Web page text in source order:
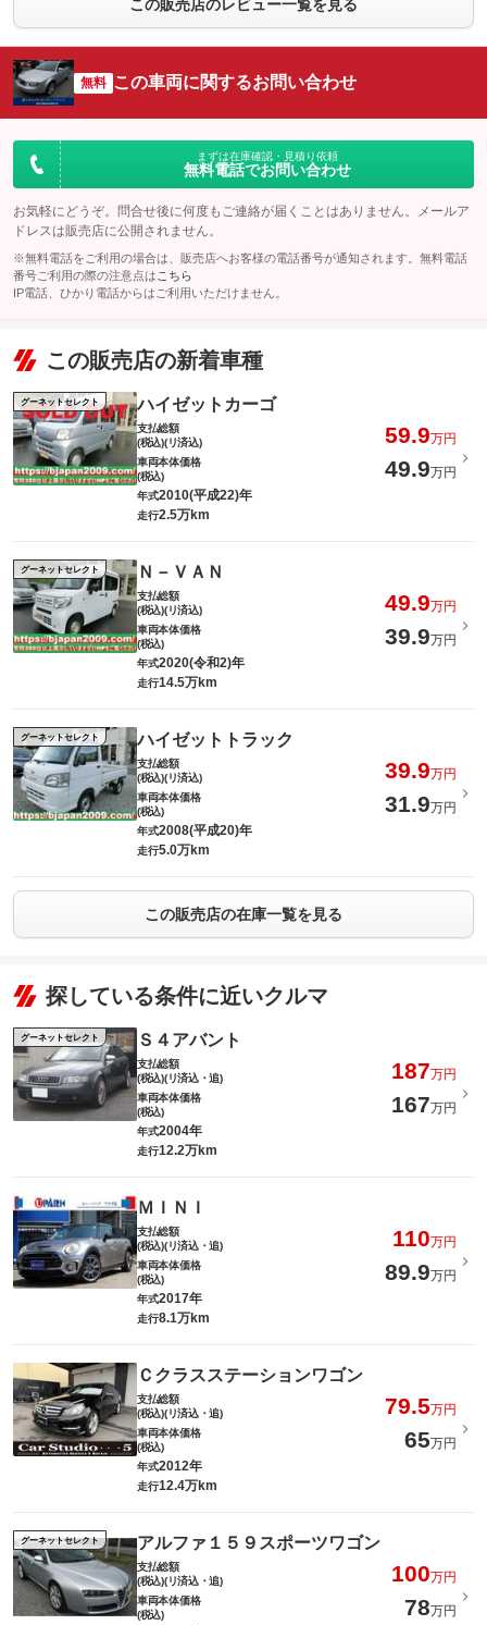
この販売店のレビュー一覧を見る
無料 この車両に関するお問い合わせ
まずは在庫確認・見積り依頼
無料電話でお問い合わせ
お気軽にどうぞ。問合せ後に何度もご連絡が届くことはありません。メールア
ドレスは販売店に公開されません。
※無料電話をご利用の場合は、販売店へお客様の電話番号が通知されます。無料電話
番号ご利用の際の注意点は こちら
IP電話、ひかり電話からはご利用いただけません。
この販売店の新着車種
グーネットセレクト ハイゼットカーゴ
支払総額
(税込)(リ済込)
59.9万円
車両本体価格
(税込)
49.9万円
年式2010(平成22)年
走行2.5万km
グーネットセレクト Ｎ－ＶＡＮ
支払総額
(税込)(リ済込)
49.9万円
車両本体価格
(税込)
39.9万円
年式2020(令和2)年
走行14.5万km
グーネットセレクト ハイゼットトラック
支払総額
(税込)(リ済込)
39.9万円
車両本体価格
(税込)
31.9万円
年式2008(平成20)年
走行5.0万km
この販売店の在庫一覧を見る
探している条件に近いクルマ
グーネットセレクト Ｓ４アバント
支払総額
(税込)(リ済込・追)
187万円
車両本体価格
(税込)
167万円
年式2004年
走行12.2万km
ＭＩＮＩ
支払総額
(税込)(リ済込・追)
110万円
車両本体価格
(税込)
89.9万円
年式2017年
走行8.1万km
Ｃクラスステーションワゴン
支払総額
(税込)(リ済込・追)
79.5万円
車両本体価格
(税込)
65万円
年式2012年
走行12.4万km
グーネットセレクト アルファ１５９スポーツワゴン
支払総額
(税込)(リ済込・追)
100万円
車両本体価格
(税込)
78万円